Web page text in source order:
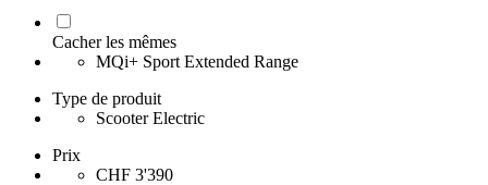
Cacher les mêmes
MQi+ Sport Extended Range
Type de produit
Scooter Electric
Prix
CHF 3'390